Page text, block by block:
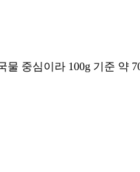
중심이라 100g 기준 약